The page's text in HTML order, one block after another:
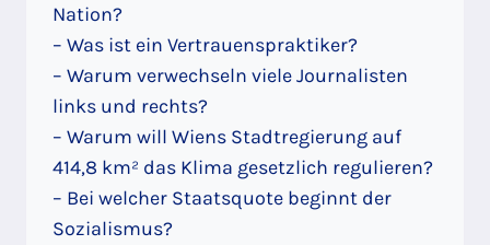
Nation?
– Was ist ein Vertrauenspraktiker?
– Warum verwechseln viele Journalisten
links und rechts?
– Warum will Wiens Stadtregierung auf
414,8 km² das Klima gesetzlich regulieren?
– Bei welcher Staatsquote beginnt der
Sozialismus?